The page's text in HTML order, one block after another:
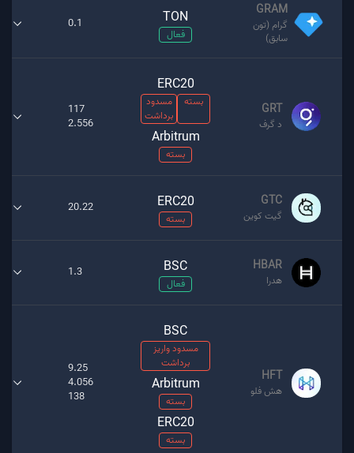
GRAM
گرام (تون
سابق)
TON
فعال
0.1
GRT
د گرف
ERC20
بسته
مسدود
برداشت
Arbitrum
بسته
117
2.556
GTC
گیت کوین
ERC20
بسته
20.22
HBAR
هدرا
BSC
فعال
1.3
HFT
هش فلو
BSC
مسدود واریز
برداشت
Arbitrum
بسته
ERC20
بسته
9.25
4.056
138